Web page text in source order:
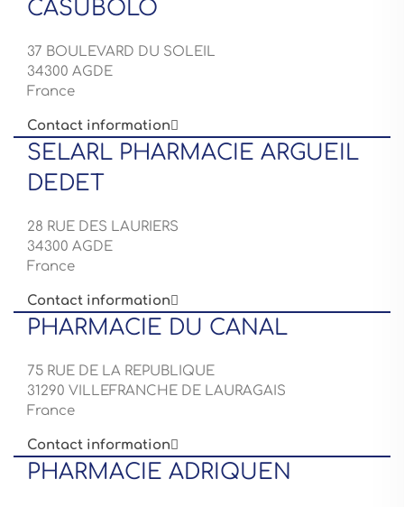
CASUBOLO
37 BOULEVARD DU SOLEIL
34300 AGDE
France
Contact information
SELARL PHARMACIE ARGUEIL
DEDET
28 RUE DES LAURIERS
34300 AGDE
France
Contact information
PHARMACIE DU CANAL
75 RUE DE LA REPUBLIQUE
31290 VILLEFRANCHE DE LAURAGAIS
France
Contact information
PHARMACIE ADRIQUEN